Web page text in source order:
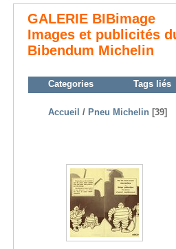
GALERIE BIBimage
Images et publicités
Bibendum Michelin
Categories Tags liés
Accueil / Pneu Michelin[39]